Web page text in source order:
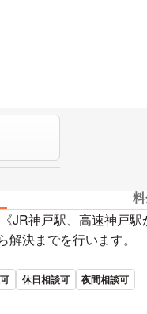
詳細情報を見る
JR神戸駅、高速神戸
決までを行います。
休日相談可 夜間相談可